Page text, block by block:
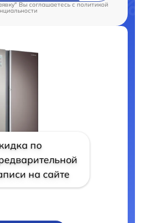
Вы соглашаетесь c политикой
по
на сайте